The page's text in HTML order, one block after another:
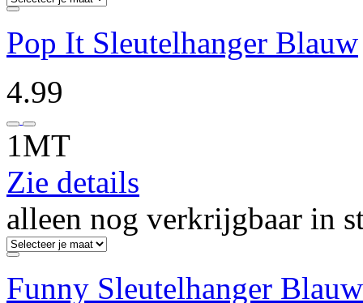
Pop It Sleutelhanger Blauw
4.99
1MT
Zie details
alleen nog verkrijgbaar in
Funny Sleutelhanger Blauw